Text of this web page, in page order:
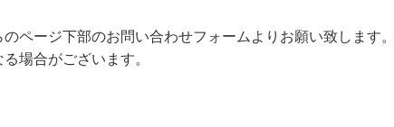
ページ下部のお問い合わせフォームよりお願い致します
場合がございます。